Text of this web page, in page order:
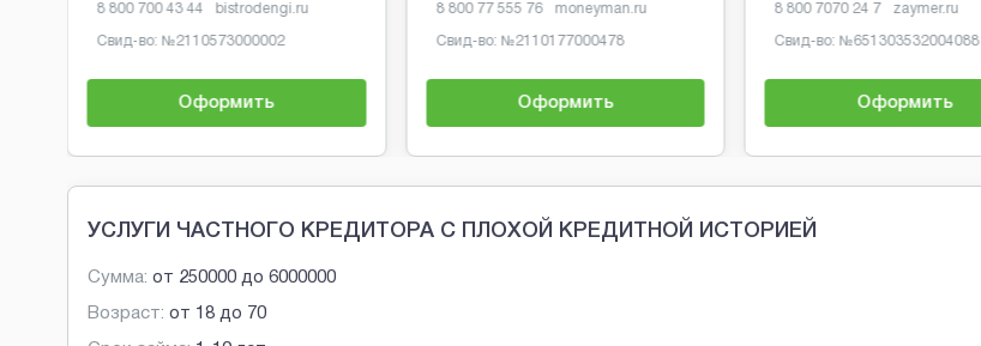
8 800 700 43 44 bistrodengi.ru
Свид-во: №2110573000002
Оформить
8 800 77 555 76 moneyman.ru
Свид-во: №2110177000478
Оформить
8 800 7070 24 7 zaymer.ru
Свид-во: №651303532004088
Оформить
Brobaza - Обычные объявления
УСЛУГИ ЧАСТНОГО КРЕДИТОРА С ПЛОХОЙ КРЕДИТНОЙ ИСТОРИЕЙ
Сумма: от 250000 до 6000000
Возраст: от 18 до 70